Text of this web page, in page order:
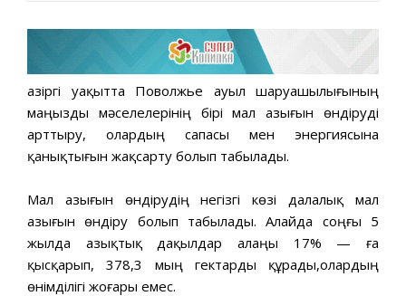
Қазіргі уақытта Поволжье ауыл шаруашылығының
маңызды мәселелерінің бірі мал азығын өндіруді
арттыру, олардың сапасы мен энергиясына
қанықтығын жақсарту болып табылады.
Мал азығын өндірудің негізгі көзі далалық мал
азығын өндіру болып табылады. Алайда соңғы 5
жылда азықтық дақылдар алаңы 17% — ға
қысқарып, 378,3 мың гектарды құрады,олардың
өнімділігі жоғары емес.